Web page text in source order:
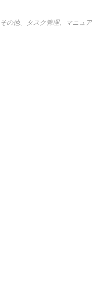
その他、 タスク管理、 マニュ